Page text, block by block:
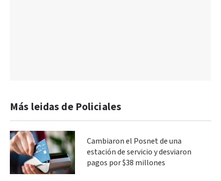
Más leidas de Policiales
Cambiaron el Posnet de una
estación de servicio y desviaron
pagos por $38 millones